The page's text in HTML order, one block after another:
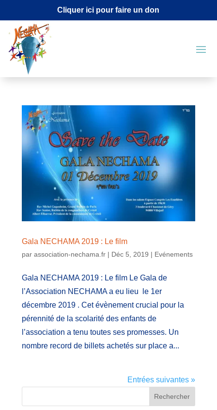
Cliquer ici pour faire un don
Gala NECHAMA 2019 : Le film
par association-nechama.fr| Déc 5, 2019 | Evénements
Gala NECHAMA 2019 : Le film Le Gala de
l’Association NECHAMA a eu lieu le 1er
décembre 2019 . Cet évènement crucial pour la
pérennité de la scolarité des enfants de
l’association a tenu toutes ses promesses. Un
nombre record de billets achetés sur place a...
Entrées suivantes »
Rechercher